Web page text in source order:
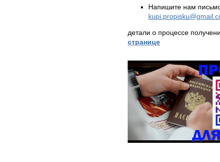
Напишите нам
детали о процессе
странице